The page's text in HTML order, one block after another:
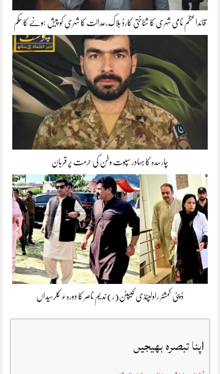
قائداعظم نامی شہری کا شناختی کارڈ بلاک،عدالت کا شہری کو پیش ہونے کا حکم
چارسدہ کا بہادر سپوت وطن کی حرمت پر قربان
ڈپٹی کمشنر راولپنڈی کیپٹن(ر) ندیم ناصر کا دورہء کلرسیداں
اپنا تبصرہ بھیجیں